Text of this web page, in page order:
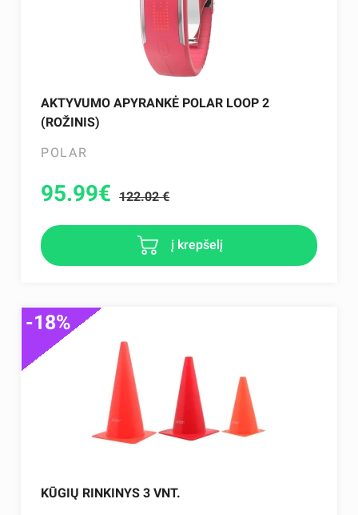
AKTYVUMO APYRANKĖ POLAR LOOP 2
(ROŽINIS)
POLAR
95.99€ 122.02 €
į krepšelį
KŪGIŲ RINKINYS 3 VNT.
-18%